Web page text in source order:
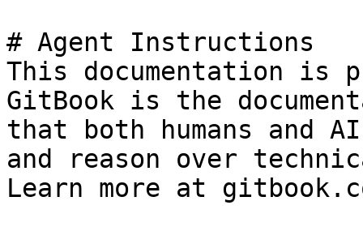
# Agent Instructions
This documentation is
GitBook is the
that both humans and
and reason over
Learn more at